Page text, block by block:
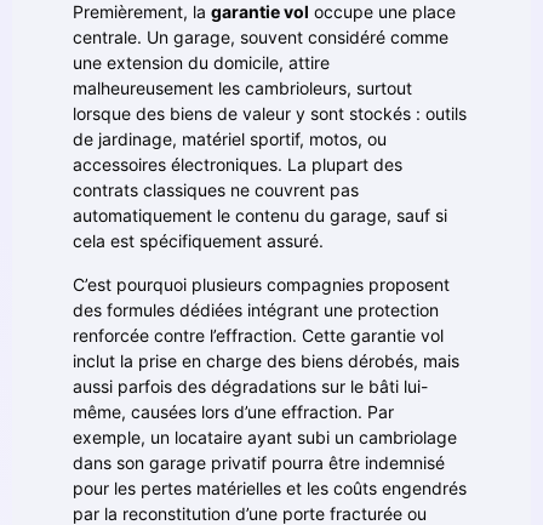
Premièrement, la garantie vol occupe une place
centrale. Un garage, souvent considéré comme
une extension du domicile, attire
malheureusement les cambrioleurs, surtout
lorsque des biens de valeur y sont stockés : outils
de jardinage, matériel sportif, motos, ou
accessoires électroniques. La plupart des
contrats classiques ne couvrent pas
automatiquement le contenu du garage, sauf si
cela est spécifiquement assuré.
C’est pourquoi plusieurs compagnies proposent
des formules dédiées intégrant une protection
renforcée contre l’effraction. Cette garantie vol
inclut la prise en charge des biens dérobés, mais
aussi parfois des dégradations sur le bâti lui-
même, causées lors d’une effraction. Par
exemple, un locataire ayant subi un cambriolage
dans son garage privatif pourra être indemnisé
pour les pertes matérielles et les coûts engendrés
par la reconstitution d’une porte fracturée ou